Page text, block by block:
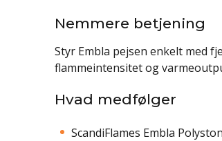
Nemmere betjening
Styr Embla pejsen enkelt med
flammeintensitet og
Hvad medfølger
ScandiFlames Embla